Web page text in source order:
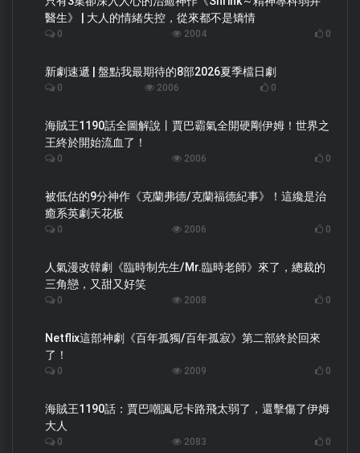
醫生》 | 大人的情緒失控，從來都不是矯情
0 2004 0
新劇速遞 | 盤點我最期待的8部2026夏季檔日劇
0 2006 0
海賊王1190話全圖解說丨賈巴霸氣全開硬剛伊姆！世界之
王終於開始流血了！
0 2006 0
被低估的9分神作《克蘭弗德/克蘭福德紀事》！這纔是治
癒系英劇天花板
0 2006 0
人氣漫改韓劇《臨時制先生/Mr.臨時老師》來了，總裁的
三角戀，又甜又好笑
0 2008 0
Netflix這部神劇《百年孤獨/百年孤寂》第二部終於回來
了！
0 2009 0
海賊王1190話：賈巴嘲諷尼卡路飛太弱了，還擊傷了伊姆
大人
0 2083 0